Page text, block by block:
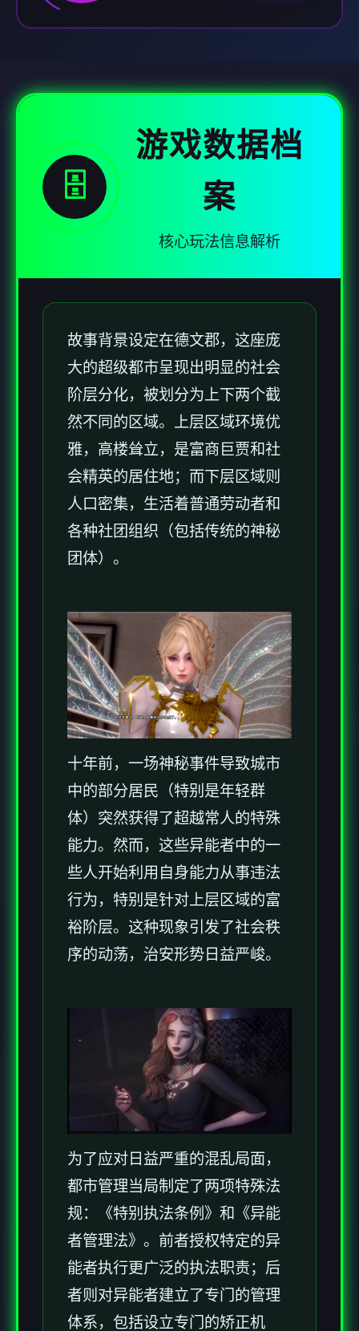
🗄️
游戏数据档
案
核心玩法信息解析
故事背景设定在德文郡，这座庞
大的超级都市呈现出明显的社会
阶层分化，被划分为上下两个截
然不同的区域。上层区域环境优
雅，高楼耸立，是富商巨贾和社
会精英的居住地；而下层区域则
人口密集，生活着普通劳动者和
各种社团组织（包括传统的神秘
团体）。
十年前，一场神秘事件导致城市
中的部分居民（特别是年轻群
体）突然获得了超越常人的特殊
能力。然而，这些异能者中的一
些人开始利用自身能力从事违法
行为，特别是针对上层区域的富
裕阶层。这种现象引发了社会秩
序的动荡，治安形势日益严峻。
为了应对日益严重的混乱局面，
都市管理当局制定了两项特殊法
规：《特别执法条例》和《异能
者管理法》。前者授权特定的异
能者执行更广泛的执法职责；后
者则对异能者建立了专门的管理
体系，包括设立专门的矫正机